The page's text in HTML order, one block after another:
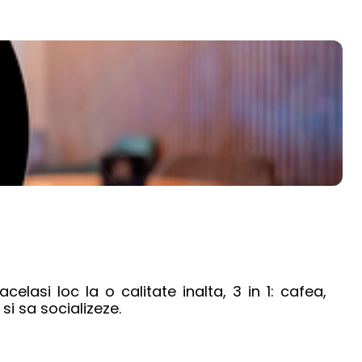
loc la o calitate inalta, 3 in 1: cafea,
sa socializeze.